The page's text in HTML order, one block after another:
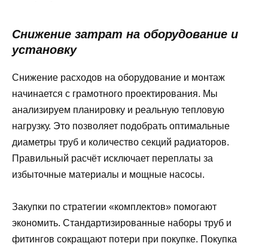
Снижение затрат на оборудование и
установку
Снижение расходов на оборудование и монтаж
начинается с грамотного проектирования. Мы
анализируем планировку и реальную тепловую
нагрузку. Это позволяет подобрать оптимальные
диаметры труб и количество секций радиаторов.
Правильный расчёт исключает переплаты за
избыточные материалы и мощные насосы.
Закупки по стратегии «комплектов» помогают
экономить. Стандартизированные наборы труб и
фитингов сокращают потери при покупке. Покупка